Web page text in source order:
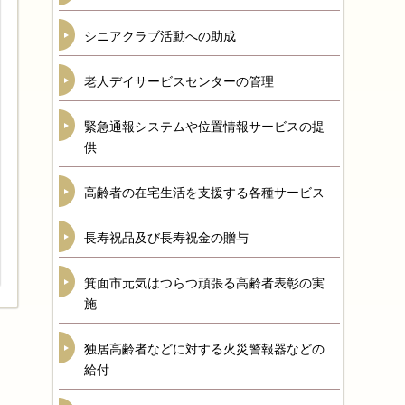
シニアクラブ活動への助成
老人デイサービスセンターの管理
緊急通報システムや位置情報サービスの提
供
高齢者の在宅生活を支援する各種サービス
長寿祝品及び長寿祝金の贈与
箕面市元気はつらつ頑張る高齢者表彰の実
施
独居高齢者などに対する火災警報器などの
給付